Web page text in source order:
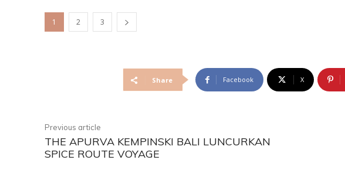
1 2 3
Share Facebook X
Previous article
THE APURVA KEMPINSKI BALI LUNCURKAN
SPICE ROUTE VOYAGE